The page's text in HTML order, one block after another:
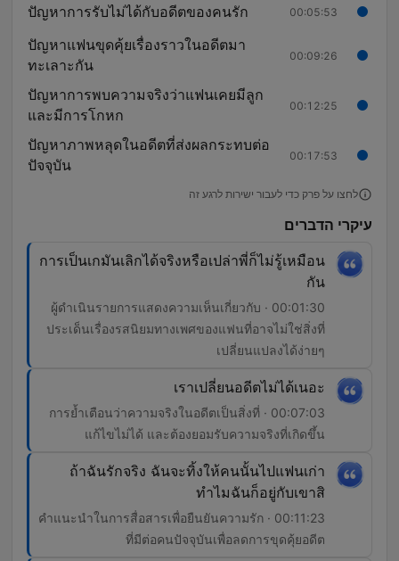
00:05:53
ปัญหาการรับไม่ได้กับอดีตของคนรัก
00:09:26
ปัญหาแฟนขุดคุ้ยเรื่องราวในอดีตมา
ทะเลาะกัน
00:12:25
ปัญหาการพบความจริงว่าแฟนเคยมีลูก
และมีการโกหก
00:17:53
ปัญหาภาพหลุดในอดีตที่ส่งผลกระทบต่อ
ปัจจุบัน
לחצו על פרק כדי לעבור ישירות לרגע זה
עיקרי הדברים
การเป็นเกมันเลิกได้จริงหรือเปล่าพี่ก็ไม่รู้เหมือน
กัน
00:01:30 · ผู้ดำเนินรายการแสดงความเห็นเกี่ยวกับ
ประเด็นเรื่องรสนิยมทางเพศของแฟนที่อาจไม่ใช่สิ่งที่
เปลี่ยนแปลงได้ง่ายๆ
เราเปลี่ยนอดีตไม่ได้เนอะ
00:07:03 · การย้ำเตือนว่าความจริงในอดีตเป็นสิ่งที่
แก้ไขไม่ได้ และต้องยอมรับความจริงที่เกิดขึ้น
ถ้าฉันรักจริง ฉันจะทิ้งให้คนนั้นไปแฟนเก่า
ทำไมฉันก็อยู่กับเขาสิ
00:11:23 · คำแนะนำในการสื่อสารเพื่อยืนยันความรัก
ที่มีต่อคนปัจจุบันเพื่อลดการขุดคุ้ยอดีต